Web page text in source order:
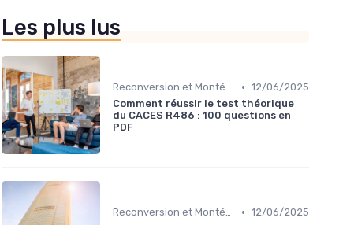
Les plus lus
Reconversion et Montée en Compétences • 12/06/2025
Comment réussir le test théorique
du CACES R486 : 100 questions en
PDF
Reconversion et Montée en Compétences • 12/06/2025